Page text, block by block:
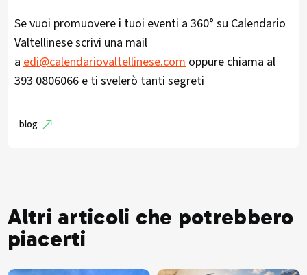
Se vuoi promuovere i tuoi eventi a 360° su Calendario
Valtellinese scrivi una mail
a edi@calendariovaltellinese.com oppure chiama al
393 0806066 e ti svelerò tanti segreti
blog
Altri articoli che potrebbero
piacerti